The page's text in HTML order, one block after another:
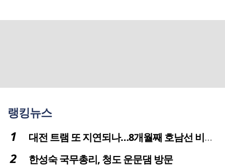
랭킹뉴스
대전 트램 또 지연되나…8개월째 호남선 비개착공사 시공사 선정 난항
한성숙 국무총리, 청도 운문댐 방문